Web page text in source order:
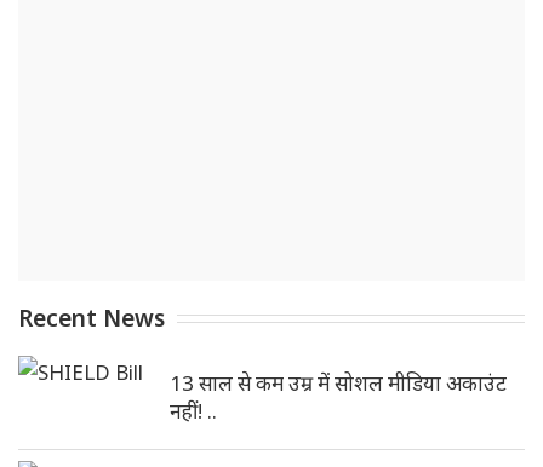
Recent News
13 साल से कम उम्र में सोशल मीडिया अकाउंट
नहीं! ..